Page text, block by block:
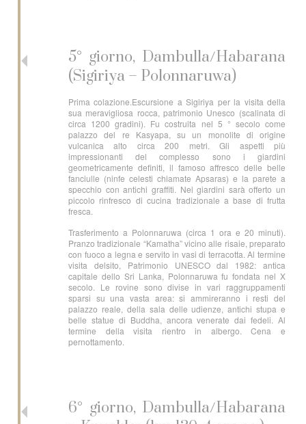
5° giorno, Dambulla/Habarana
(Sigiriya – Polonnaruwa)
Prima colazione.Escursione a Sigiriya per la visita della
sua meravigliosa rocca, patrimonio Unesco (scalinata di
circa 1200 gradini). Fu costruita nel 5 ° secolo come
palazzo del re Kasyapa, su un monolite di origine
vulcanica alto circa 200 metri. Gli aspetti più
impressionanti del complesso sono i giardini
geometricamente definiti, il famoso affresco delle belle
fanciulle (ninfe celesti chiamate Apsaras) e la parete a
specchio con antichi graffiti. Nei giardini sarà offerto un
piccolo rinfresco di cucina tradizionale a base di frutta
fresca.
Trasferimento a Polonnaruwa (circa 1 ora e 20 minuti).
Pranzo tradizionale “Kamatha” vicino alle risaie, preparato
con fuoco a legna e servito in vasi di terracotta. Al termine
visita delsito, Patrimonio UNESCO dal 1982: antica
capitale dello Sri Lanka, Polonnaruwa fu fondata nel X
secolo. Le rovine sono divise in vari raggruppamenti
sparsi su una vasta area: si ammireranno i resti del
palazzo reale, della sala delle udienze, antichi stupa e
belle statue di Buddha, ancora venerate dai fedeli. Al
termine della visita rientro in albergo. Cena e
pernottamento.
6° giorno, Dambulla/Habarana